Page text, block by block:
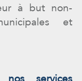
à but non-
et
services